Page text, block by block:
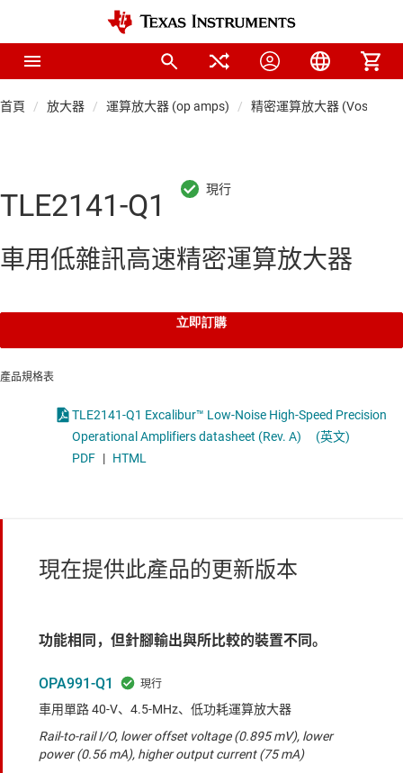
首頁 放大器 運算放大器 (op amps) 精密運算放大器 (Vos <
TLE2141-Q1
車用低雜訊高速精密運算放大器
立即訂購
產品規格表
TLE2141-Q1 Excalibur™ Low-Noise High-Speed Precision
Operational Amplifiers datasheet (Rev. A)
(英文)
PDF | HTML
現在提供此產品的更新版本
功能相同，但針腳輸出與所比較的裝置不同。
OPA991-Q1
車用單路 40-V、4.5-MHz、低功耗運算放大器
Rail-to-rail I/O, lower offset voltage (0.895 mV), lower
power (0.56 mA), higher output current (75 mA)